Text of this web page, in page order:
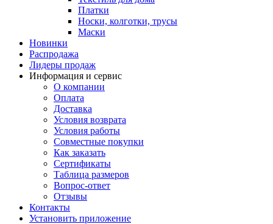
Платки
Носки, колготки, трусы
Маски
Новинки
Распродажа
Лидеры продаж
Информация и сервис
О компании
Оплата
Доставка
Условия возврата
Условия работы
Совместные покупки
Как заказать
Сертификаты
Таблица размеров
Вопрос-ответ
Отзывы
Контакты
Установить приложение